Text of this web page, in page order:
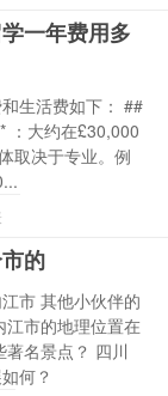
一年费用多
生活费如下： ##
：大约在£30,000
取决于专业。例
的
市 其他小伙伴的
江市的地理位置在
名景点？ 四川
何？